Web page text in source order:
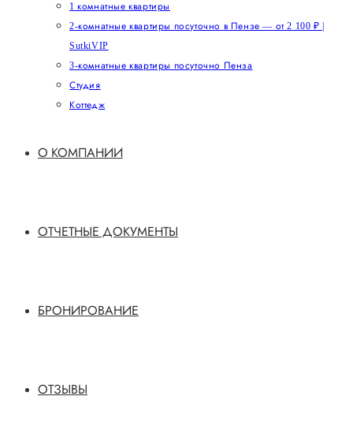
1 комнатные квартиры
2-комнатные квартиры посуточно в Пензе — от 2 100 ₽ |
SutkiVIP
3-комнатные квартиры посуточно Пенза
Студия
Коттедж
О КОМПАНИИ
ОТЧЕТНЫЕ ДОКУМЕНТЫ
БРОНИРОВАНИЕ
ОТЗЫВЫ